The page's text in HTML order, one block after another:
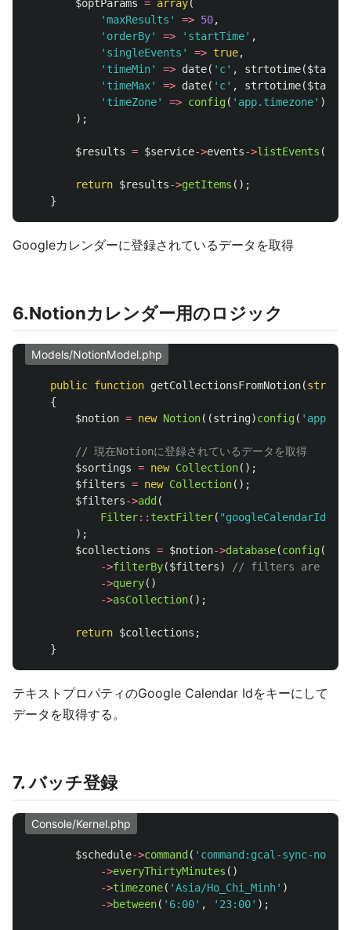
$optParams = array(
'maxResults'
=> 50,
'orderBy'
=> 'startTime' ,
'singleEvents'
=> true,
'timeMin'
=> date( 'c' , strtotime(
'timeMax'
=> date( 'c' , strtotime(
'timeZone'
=> config( 'app.timezone' ),
);
$results = $service->events->listEvents (
return $results->getItems ();
}
Googleカレンダーに登録されているデータを取得
6.Notionカレンダー用のロジック
Models/NotionModel.php
public function getCollectionsFromNotion(string
{
$notion = new Notion((string)config(
// 現在Notionに登録されているデータを取得
$sortings = new Collection();
$filters = new Collection();
$filters->add (
Filter:: textFilter( "googleCalendarId"
);
$collections = $notion->database(config(
->filterBy($filters)
// filters are
->query()
->asCollection();
return $collections ;
}
テキストプロパティのGoogle Calendar Idをキーにして
データを取得する。
7. バッチ登録
Console/Kernel.php
$schedule->command ( 'command:gcal-sync-
->everyThirtyMinutes ()
->timezone( 'Asia/Ho_Chi_Minh' )
->between( '6:00' , '23:00' );